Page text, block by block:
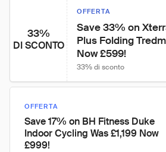
33%
DI SCONTO
OFFERTA
Save 33% on
Plus Folding
Now £599!
33% di sconto
OFFERTA
Save 17% on BH Fitness Duke
Indoor Cycling Was £1,199 Now
£999!